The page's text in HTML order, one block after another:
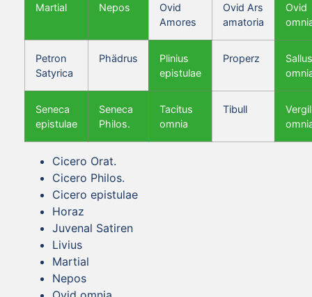
Martial Nepos
Ovid
Amores
Ovid Ars
amatoria
Ovid
Petron
Satyrica
Phädrus
Plinius
epistulae
Properz
Seneca
epistulae
Seneca
Philos.
Tacitus
omnia
Tibull
Vergil
Cicero Orat.
Cicero Philos.
Cicero epistulae
Horaz
Juvenal Satiren
Livius
Martial
Nepos